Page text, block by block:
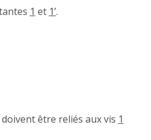
1 et 1’.
être reliés aux vis 1